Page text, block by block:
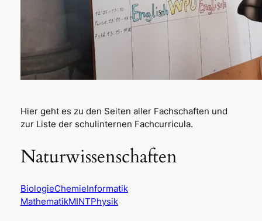
Hier geht es zu den Seiten aller Fachschaften und
zur Liste der schulinternen Fachcurricula.
Naturwissenschaften
BiologieChemie Informatik
MathematikMINTPhysik